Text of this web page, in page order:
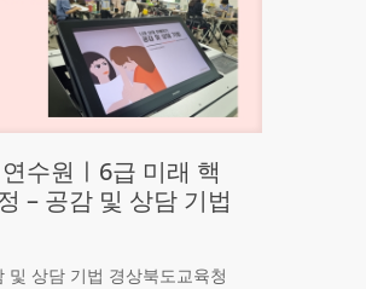
수원ㅣ6급 미래 핵
– 공감 및 상담 기법
및 상담 기법 경상북도교육청